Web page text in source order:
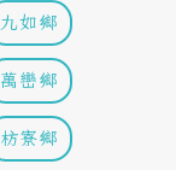
九如鄉
萬巒鄉
枋寮鄉